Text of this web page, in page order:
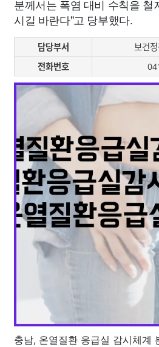
분께서는 폭염 대비 수칙을 철
시길 바란다"고 당부했다.
담당부서
보건
전화번호
충남, 온열질환 응급실 감시체계